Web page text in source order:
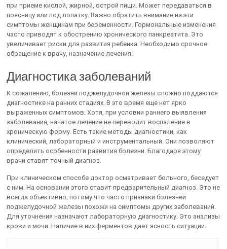
при приеме кислой, жирной, острой пищи. Может передаваться в
поясницу или под лопатку. Важно обратить внимание на эти
симптомы женщинам при беременности. Гормональные изменения
часто приводят к обострению хронического панкреатита. Это
увеличивает риски для развития ребенка. Необходимо срочное
обращение к врачу, назначение лечения.
Диагностика заболеваний
К сожалению, болезни поджелудочной железы сложно поддаются
диагностике на ранних стадиях. В это время еще нет ярко
выраженных симптомов. Хотя, при условии раннего выявления
заболевания, начатое лечение не переводит воспаление в
хроническую форму. Есть такие методы диагностики, как
клинический, лабораторный и инструментальный. Они позволяют
определить особенности развития болезни. Благодаря этому
врачи ставят точный диагноз.
При клиническом способе доктор осматривает больного, беседует
с ним. На основании этого ставит предварительный диагноз. Это не
всегда объективно, потому что часто признаки болезней
поджелудочной железы похожи на симптомы других заболеваний.
Для уточнения назначают лабораторную диагностику. Это анализы
крови и мочи. Наличие в них ферментов дает ясность ситуации.